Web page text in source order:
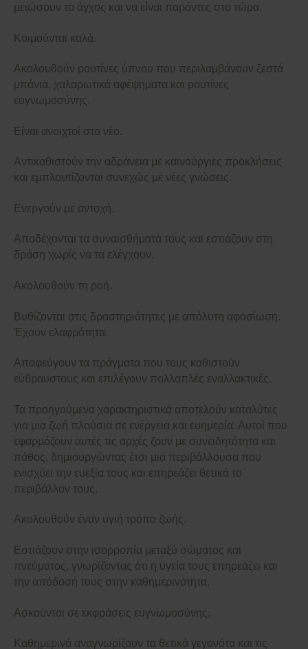
μειώσουν το άγχος και να είναι παρόντες στο τώρα.
Κοιμούνται καλά.
Ακολουθούν ρουτίνες ύπνου που περιλαμβάνουν ζεστά
μπάνια, χαλαρωτικά αφέψηματα και ρουτίνες
ευγνωμοσύνης.
Είναι ανοιχτοί στο νέο.
Αντικαθιστούν την αδράνεια με καινούργιες προκλήσεις
και εμπλουτίζονται συνεχώς με νέες γνώσεις.
Ενεργούν με αντοχή.
Αποδέχονται τα συναισθήματά τους και εστιάζουν στη
δράση χωρίς να τα ελέγχουν.
Ακολουθούν τη ροή.
Βυθίζονται στις δραστηριότητες με απόλυτη αφοσίωση.
Έχουν ελαφρότητα.
Αποφεύγουν τα πράγματα που τους καθιστούν
εύθραυστους και επιλέγουν πολλαπλές εναλλακτικές.
Τα προηγούμενα χαρακτηριστικά αποτελούν καταλύτες
για μια ζωή πλούσια σε ενέργεια και ευημερία. Αυτοί που
εφαρμόζουν αυτές τις αρχές ζουν με συνειδητότητα και
πάθος, δημιουργώντας έτσι μια περιβάλλουσα που
ενισχύει την ευεξία τους και επηρεάζει θετικά το
περιβάλλον τους.
Ακολουθούν έναν υγιή τρόπο ζωής.
Εστιάζουν στην ισορροπία μεταξύ σώματος και
πνεύματος, γνωρίζοντας ότι η υγεία τους επηρεάζει και
την απόδοσή τους στην καθημερινότητα.
Ασκούνται σε εκφράσεις ευγνωμοσύνης.
Καθημερινά αναγνωρίζουν τα θετικά γεγονότα και τις